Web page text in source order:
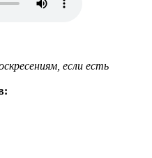
если есть